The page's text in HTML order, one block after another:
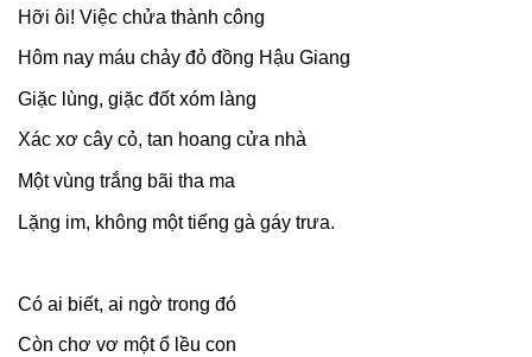
Hỡi ôi! Việc chửa thành công
Hôm nay máu chảy đỏ đồng Hậu Giang
Giặc lùng, giặc đốt xóm làng
Xác xơ cây cỏ, tan hoang cửa nhà
Một vùng trắng bãi tha ma
Lặng im, không một tiếng gà gáy trưa.
Có ai biết, ai ngờ trong đó
Còn chơ vơ một ổ lều con